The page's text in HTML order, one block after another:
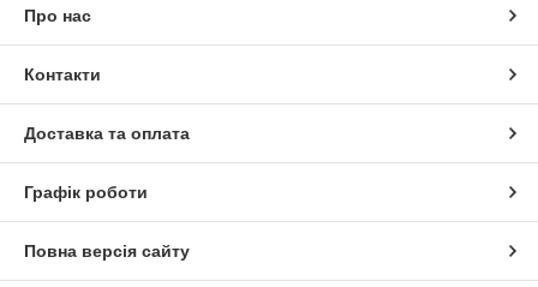
Про нас
Контакти
Доставка та оплата
Графік роботи
Повна версія сайту